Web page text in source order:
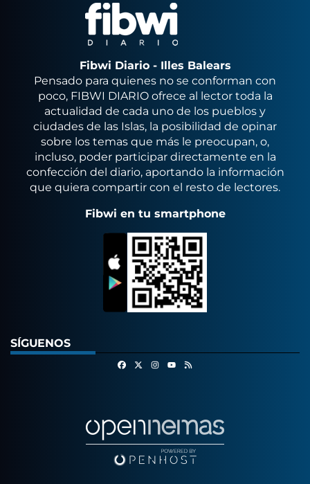
Fibwi Diario - Illes Balears
Pensado para quienes no se conforman con
poco, FIBWI DIARIO ofrece al lector toda la
actualidad de cada uno de los pueblos y
ciudades de las Islas, la posibilidad de opinar
sobre los temas que más le preocupan, o,
incluso, poder participar directamente en la
confección del diario, aportando la información
que quiera compartir con el resto de lectores.
Fibwi en tu smartphone
SÍGUENOS
FacebookInstagram